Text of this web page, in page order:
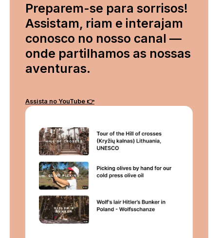
Preparem-se para sorrisos!
Assistam, riam e interajam
conosco no nosso canal —
onde partilhamos as nossas
aventuras.
Assista no YouTube 👉